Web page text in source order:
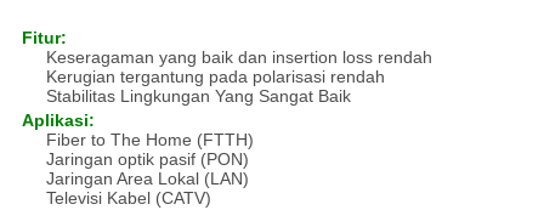
Fitur:
Keseragaman yang baik dan insertion loss rendah
Kerugian tergantung pada polarisasi rendah
Stabilitas Lingkungan Yang Sangat Baik
Aplikasi:
Fiber to The Home (FTTH)
Jaringan optik pasif (PON)
Jaringan Area Lokal (LAN)
Televisi Kabel (CATV)